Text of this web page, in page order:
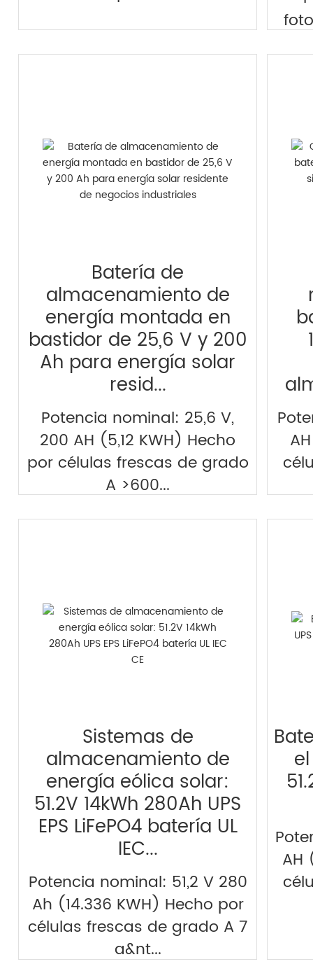
Batería de
almacenamiento de
energía montada en
bastidor de 25,6 V y 200
Ah para energía solar
resid...
Potencia nominal: 25,6 V,
200 AH (5,12 KWH) Hecho
por células frescas de grado
A >600...
explorar >
Sistemas de
almacenamiento de
energía eólica solar:
51.2V 14kWh 280Ah UPS
EPS LiFePO4 batería UL
IEC...
Potencia nominal: 51,2 V 280
Ah (14.336 KWH) Hecho por
células frescas de grado A 7
a&nt...
AH